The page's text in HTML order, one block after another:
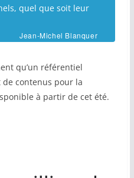
quel que soit leur
Jean-Michel Blanquer
qu’un référentiel
contenus pour la
à partir de cet été.